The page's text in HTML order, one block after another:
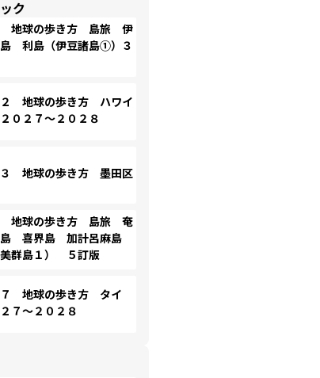
ク
地球の歩き方 島旅 伊
利島（伊豆諸島①）３
２ 地球の歩き方 ハワイ
０２７～２０２８
３ 地球の歩き方 墨田区
地球の歩き方 島旅 奄
喜界島 加計呂麻島
美群島１） ５訂版
７ 地球の歩き方 タイ
７～２０２８